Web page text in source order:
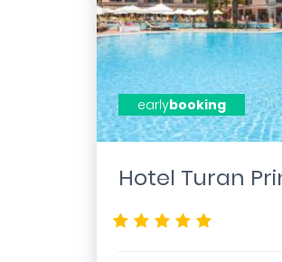
Hotel Turan
earlybooking